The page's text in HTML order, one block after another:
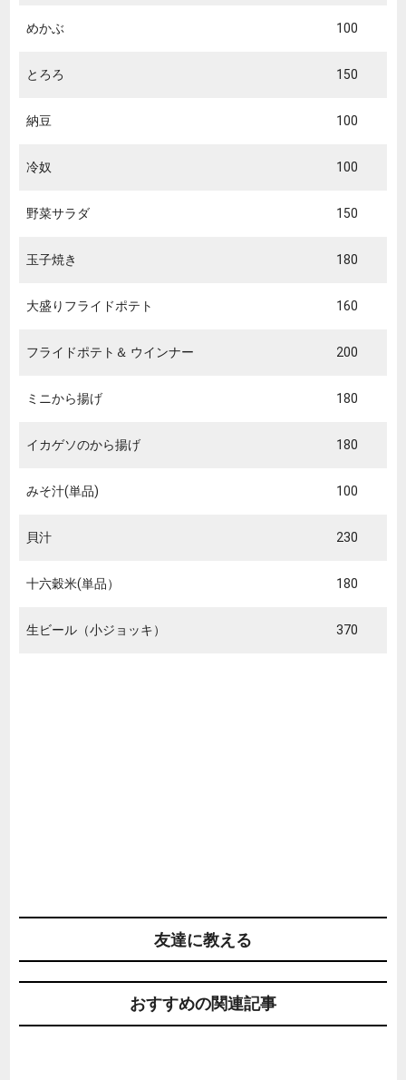
めかぶ 100
とろろ 150
納豆 100
冷奴 100
野菜サラダ 150
玉子焼き 180
大盛りフライドポテト 160
フライドポテト＆ ウインナー 200
ミニから揚げ 180
イカゲソのから揚げ 180
みそ汁(単品) 100
貝汁 230
十六穀米(単品） 180
生ビール（小ジョッキ） 370
友達に教える
おすすめの関連記事